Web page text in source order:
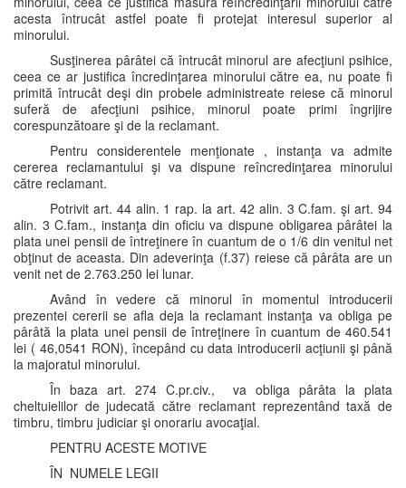
acesta întrucât astfel poate fi protejat interesul superior al
minorului.
Susţinerea pârâtei că întrucât minorul are afecţiuni psihice,
ceea ce ar justifica încredinţarea minorului către ea, nu poate fi
primită întrucât deşi din probele administreate reiese că minorul
suferă de afecţiuni psihice, minorul poate primi îngrijire
corespunzătoare şi de la reclamant.
Pentru considerentele menţionate , instanţa va admite
cererea reclamantului şi va dispune reîncredinţarea minorului
către reclamant.
Potrivit art. 44 alin. 1 rap. la art. 42 alin. 3 C.fam. şi art. 94
alin. 3 C.fam., instanţa din oficiu va dispune obligarea pârâtei la
plata unei pensii de întreţinere în cuantum de o 1/6 din venitul net
obţinut de aceasta. Din adeverinţa (f.37) reiese că pârâta are un
venit net de 2.763.250 lei lunar.
Având în vedere că minorul în momentul introducerii
prezentei cererii se afla deja la reclamant instanţa va obliga pe
pârâtă la plata unei pensii de întreţinere în cuantum de 460.541
lei ( 46,0541 RON), începând cu data introducerii acţiunii şi până
la majoratul minorului.
În baza art. 274 C.pr.civ., va obliga pârâta la plata
cheltuielilor de judecată către reclamant reprezentând taxă de
timbru, timbru judiciar şi onorariu avocaţial.
PENTRU ACESTE MOTIVE
ÎN NUMELE LEGII